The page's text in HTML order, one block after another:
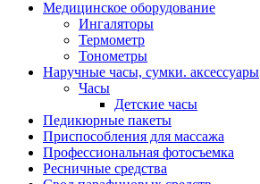
Медицинское оборудование
Ингаляторы
Термометр
Тонометры
Наручные часы, сумки. аксессуары
Часы
Детские часы
Педикюрные пакеты
Приспособления для массажа
Профессиональная фотосъемка
Ресничные средства